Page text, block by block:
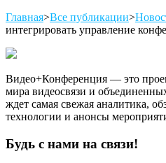
Главная>Все публикации>
интегрировать управление
Видео+Конференция — это
мира видеосвязи и
ждет самая свежая аналитика,
технологии и анонсы
Будь с нами на связи!